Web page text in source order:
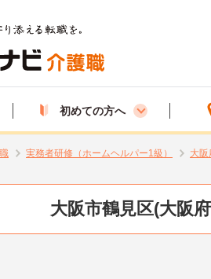
初めての方へ
実務者研修（ホームヘルパー1級） 大阪
大阪市鶴見区(大阪